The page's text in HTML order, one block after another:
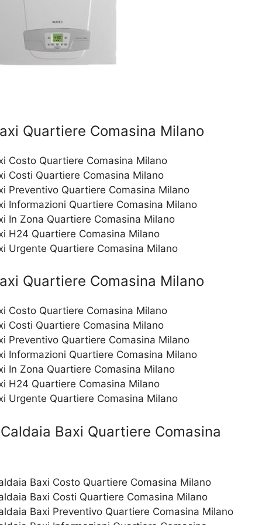
Quartiere Comasina Milano
Costo Quartiere Comasina Milano
Costi Quartiere Comasina Milano
Preventivo Quartiere Comasina Milano
Informazioni Quartiere Comasina Milano
In Zona Quartiere Comasina Milano
H24 Quartiere Comasina Milano
Urgente Quartiere Comasina Milano
Quartiere Comasina Milano
Costo Quartiere Comasina Milano
Costi Quartiere Comasina Milano
Preventivo Quartiere Comasina Milano
Informazioni Quartiere Comasina Milano
In Zona Quartiere Comasina Milano
H24 Quartiere Comasina Milano
Urgente Quartiere Comasina Milano
Baxi Quartiere Comasina
Baxi Costo Quartiere Comasina Milano
Baxi Costi Quartiere Comasina Milano
Baxi Preventivo Quartiere Comasina Milano